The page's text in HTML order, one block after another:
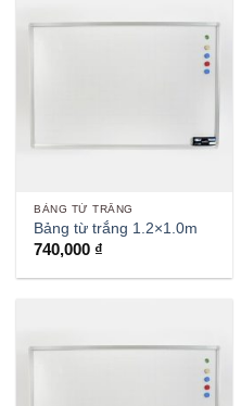
BẢNG TỪ TRẮNG
Bảng từ trắng 1.2×1.0m
740,000 ₫